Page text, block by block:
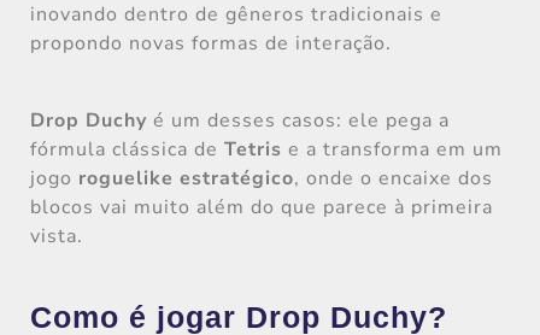
inovando dentro de gêneros tradicionais e
propondo novas formas de interação.
Drop Duchy é um desses casos: ele pega a
fórmula clássica de Tetris e a transforma em um
jogo roguelike estratégico, onde o encaixe dos
blocos vai muito além do que parece à primeira
vista.
Como é jogar Drop Duchy?